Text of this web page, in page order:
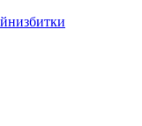
збитки